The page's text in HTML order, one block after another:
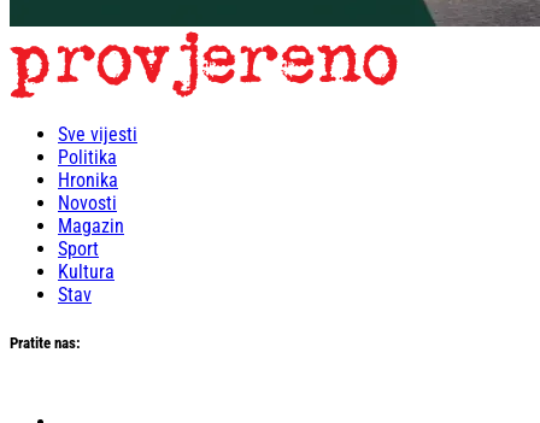
Sve vijesti
Politika
Hronika
Novosti
Magazin
Sport
Kultura
Stav
Pratite nas: